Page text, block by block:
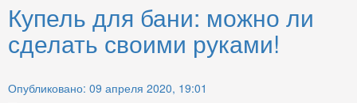
Купель для бани: можно ли
сделать своими руками!
Опубликовано: 09 апреля 2020, 19:01